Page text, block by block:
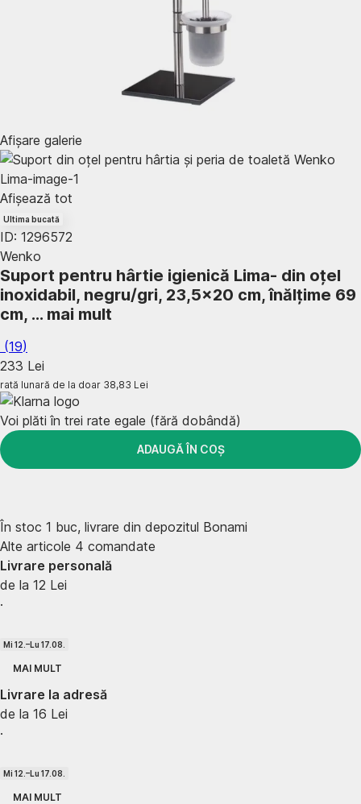
Afișare galerie
Afișează tot
Ultima bucată
ID: 1296572
Wenko
Suport pentru hârtie igienică Lima- din oțel
inoxidabil, negru/gri, 23,5x20 cm, înălțime 69
cm, … mai mult
(19)
233 Lei
rată lunară de la doar 38,83 Lei
Voi plăti în trei rate egale (fără dobândă)
ADAUGĂ ÎN COȘ
În stoc 1 buc, livrare din depozitul Bonami
Alte articole 4 comandate
Livrare personală
de la 12 Lei
·
Mi 12.–Lu 17.08.
MAI MULT
Livrare la adresă
de la 16 Lei
·
Mi 12.–Lu 17.08.
MAI MULT